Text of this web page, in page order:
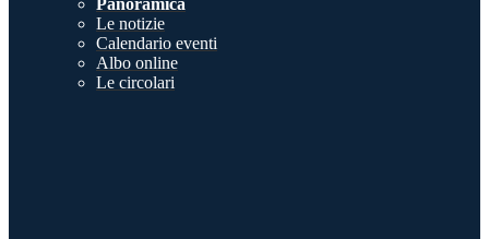
Panoramica
Le notizie
Calendario eventi
Albo online
Le circolari